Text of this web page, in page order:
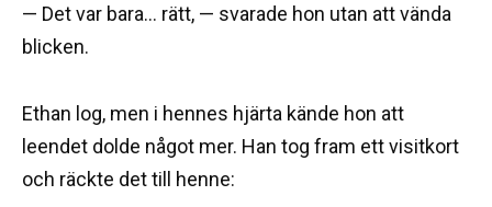
— Det var bara… rätt, — svarade hon utan att vända
blicken.
Ethan log, men i hennes hjärta kände hon att
leendet dolde något mer. Han tog fram ett visitkort
och räckte det till henne: